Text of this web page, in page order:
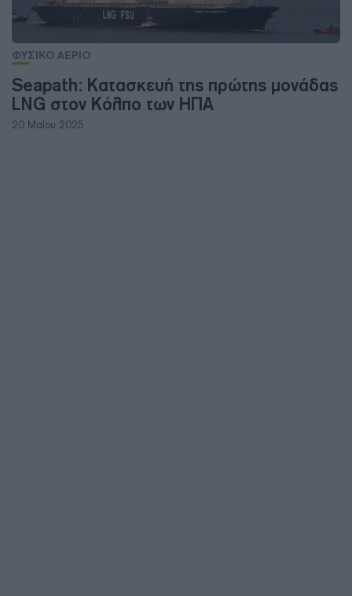
ΦΥΣΙΚΟ ΑΕΡΙΟ
Seapath: Κατασκευή της πρώτης μονάδας
LNG στον Κόλπο των ΗΠΑ
20 Μαΐου 2025